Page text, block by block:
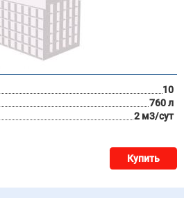
10
760 л
2 м3/сут
Купить